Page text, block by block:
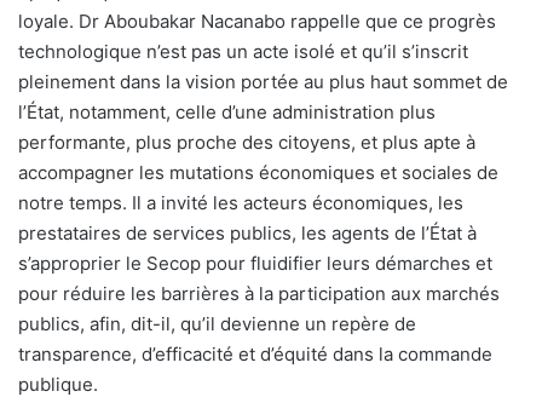
loyale. Dr Aboubakar Nacanabo rappelle que ce progrès
technologique n’est pas un acte isolé et qu’il s’inscrit
pleinement dans la vision portée au plus haut sommet de
l’État, notamment, celle d’une administration plus
performante, plus proche des citoyens, et plus apte à
accompagner les mutations économiques et sociales de
notre temps. Il a invité les acteurs économiques, les
prestataires de services publics, les agents de l’État à
s’approprier le Secop pour fluidifier leurs démarches et
pour réduire les barrières à la participation aux marchés
publics, afin, dit-il, qu’il devienne un repère de
transparence, d’efficacité et d’équité dans la commande
publique.